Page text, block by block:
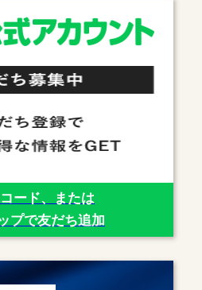
コード、または
プで友だち追加